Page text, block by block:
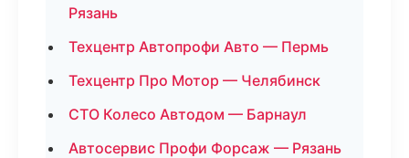
Рязань
Техцентр Автопрофи Авто — Пермь
Техцентр Про Мотор — Челябинск
СТО Колесо Автодом — Барнаул
Автосервис Профи Форсаж — Рязань